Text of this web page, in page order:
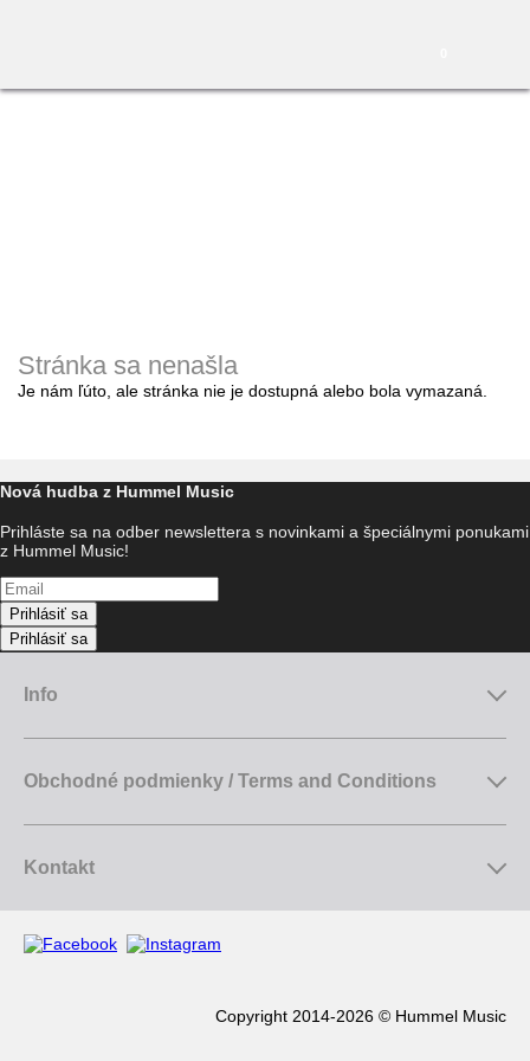
Stránka sa nenašla
Je nám ľúto, ale stránka nie je dostupná alebo bola vymazaná.
Nová hudba z Hummel Music
Prihláste sa na odber newslettera s novinkami a špeciálnymi ponukami
z Hummel Music!
Prihlásiť sa
Prihlásiť sa
Info
Obchodné podmienky / Terms and Conditions
Kontakt
Copyright 2014-2026 © Hummel Music